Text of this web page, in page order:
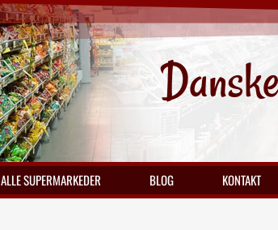
ALLE SUPERMARKEDER BLOG KONTAKT